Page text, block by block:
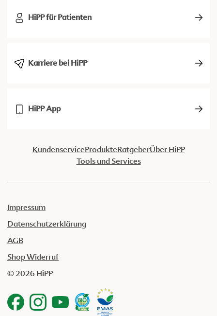
HiPP für Patienten
Karriere bei HiPP
HiPP App
KundenserviceProdukteRatgeberÜber HiPP
Tools und Services
Impressum
Datenschutzerklärung
AGB
Shop Widerruf
© 2026 HiPP